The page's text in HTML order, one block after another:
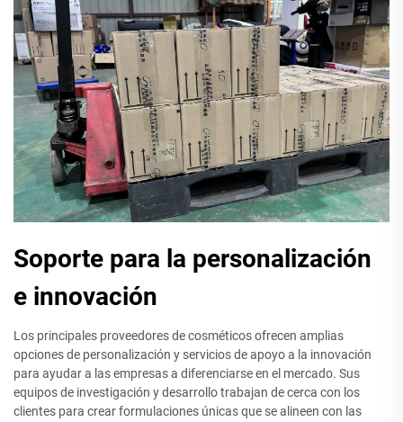
Soporte para la personalización
e innovación
Los principales proveedores de cosméticos ofrecen amplias
opciones de personalización y servicios de apoyo a la innovación
para ayudar a las empresas a diferenciarse en el mercado. Sus
equipos de investigación y desarrollo trabajan de cerca con los
clientes para crear formulaciones únicas que se alineen con las